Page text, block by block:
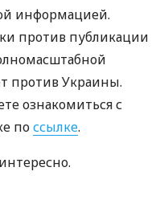
информацией.
против публикации
против Украины.
ознакомиться с
поссылке.